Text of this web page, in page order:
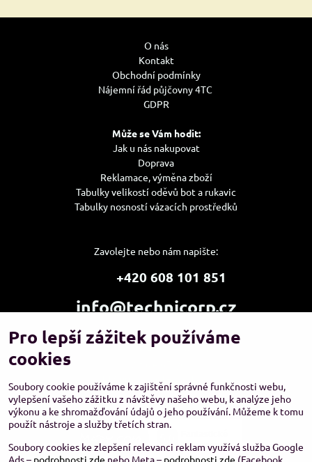
O nás
Kontakt
Obchodní podmínky
Nájemní řád půjčovny 4TC
GDPR
Může se Vám hodit:
Jak u nás nakupovat
Doprava
Reklamace, výměna zboží
Tabulky velikostí oděvů bot a rukavic
Tabulky nosností vázacích prostředků
Zavolejte nebo nám napište:
+420 608 101 851
info@technicorp.cz
Showroom a výdejní místo:
TECHNICORP ESHOP s.r.o.
Pro lepší zážitek používáme
cookies
Soubory cookie používáme k zajištění správné funkčnosti webu,
vylepšení vašeho zážitku z návštěvy našeho webu, k analýze jeho
výkonu a ke shromažďování údajů o jeho používání. Můžeme k tomu
použít nástroje a služby třetích stran.
Soubory cookies ke zlepšení relevanci reklam využívá služba Google
Ads – podrobnosti zde nebo Meta – podrobnosti zde (Facebook,